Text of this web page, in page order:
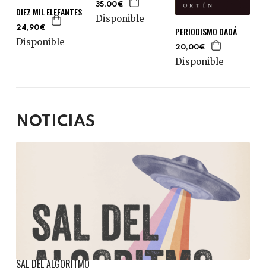
DIEZ MIL ELEFANTES
24,90€
Disponible
35,00€
Disponible
PERIODISMO DADÁ
20,00€
Disponible
NOTICIAS
SAL DEL ALGORITMO